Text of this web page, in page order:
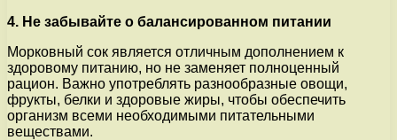
4. Не забывайте о балансированном питании
Морковный сок является отличным дополнением к
здоровому питанию, но не заменяет полноценный
рацион. Важно употреблять разнообразные овощи,
фрукты, белки и здоровые жиры, чтобы обеспечить
организм всеми необходимыми питательными
веществами.